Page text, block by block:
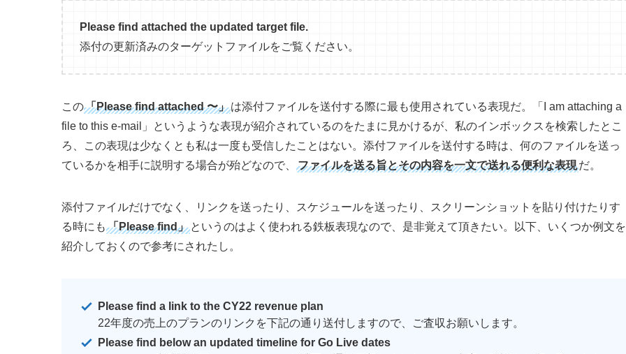
Please find attached the updated target file.
添付の更新済みのターゲットファイルをご覧ください。
この「Please find attached 〜」は添付ファイルを送付する際に最も使用されている表現だ。「I am attaching a
file to this e-mail」というような表現が紹介されているのをたまに見かけるが、私のインボックスを検索したとこ
ろ、この表現は少なくとも私は一度も受信したことはない。添付ファイルを送付する時は、何のファイルを送っ
ているかを相手に説明する場合が殆どなので、
ファイルを送る旨とその内容を一文で送れる便利な表現だ。
添付ファイルだけでなく、リンクを送ったり、スケジュールを送ったり、スクリーンショットを貼り付けたりす
る時にも 「Please find」 というのはよく使われる鉄板表現なので、是非覚えて頂きたい。以下、いくつか例文を
紹介しておくので参考にされたし。
Please find a link to the CY22 revenue plan
22年度の売上のプランのリンクを下記の通り送付しますので、ご査収お願いします。
Please find below an updated timeline for Go Live dates